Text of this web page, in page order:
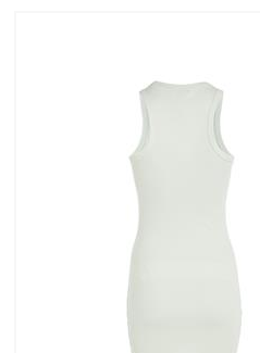
https://www.tara-m.de/retouren/
camel active steht seit vielen
dem Leben in Bewegung
moderne Basics – camel
Bei Tara-M gehört camel
Verarbeitung, natürlichen
Die Geschichte